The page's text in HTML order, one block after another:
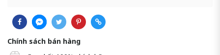
Chính sách bán hàng